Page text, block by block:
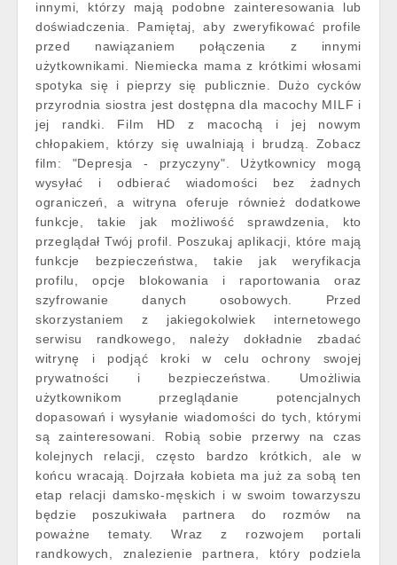
innymi, którzy mają podobne zainteresowania lub
doświadczenia. Pamiętaj, aby zweryfikować profile
przed nawiązaniem połączenia z innymi
użytkownikami. Niemiecka mama z krótkimi włosami
spotyka się i pieprzy się publicznie. Dużo cycków
przyrodnia siostra jest dostępna dla macochy MILF i
jej randki. Film HD z macochą i jej nowym
chłopakiem, którzy się uwalniają i brudzą. Zobacz
film: "Depresja - przyczyny". Użytkownicy mogą
wysyłać i odbierać wiadomości bez żadnych
ograniczeń, a witryna oferuje również dodatkowe
funkcje, takie jak możliwość sprawdzenia, kto
przeglądał Twój profil. Poszukaj aplikacji, które mają
funkcje bezpieczeństwa, takie jak weryfikacja
profilu, opcje blokowania i raportowania oraz
szyfrowanie danych osobowych. Przed
skorzystaniem z jakiegokolwiek internetowego
serwisu randkowego, należy dokładnie zbadać
witrynę i podjąć kroki w celu ochrony swojej
prywatności i bezpieczeństwa. Umożliwia
użytkownikom przeglądanie potencjalnych
dopasowań i wysyłanie wiadomości do tych, którymi
są zainteresowani. Robią sobie przerwy na czas
kolejnych relacji, często bardzo krótkich, ale w
końcu wracają. Dojrzała kobieta ma już za sobą ten
etap relacji damsko-męskich i w swoim towarzyszu
będzie poszukiwała partnera do rozmów na
poważne tematy. Wraz z rozwojem portali
randkowych, znalezienie partnera, który podziela